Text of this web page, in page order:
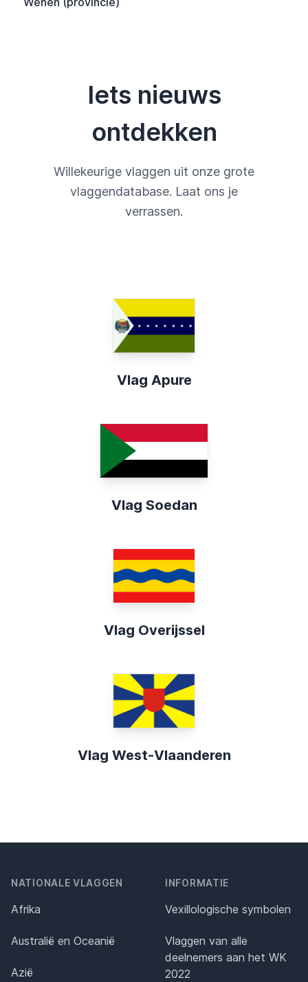
Iets nieuws
ontdekken
Willekeurige vlaggen uit onze grote
vlaggendatabase. Laat ons je
verrassen.
Vlag Apure
Vlag Soedan
Vlag Overijssel
Vlag West-Vlaanderen
NATIONALE VLAGGEN
Afrika
Australië en Oceanië
Azië
INFORMATIE
Vexillologische symbolen
Vlaggen van alle
deelnemers aan het WK
2022